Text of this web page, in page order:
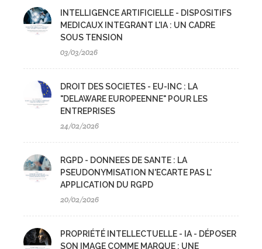
INTELLIGENCE ARTIFICIELLE - DISPOSITIFS
MEDICAUX INTEGRANT L'IA : UN CADRE
SOUS TENSION
03/03/2026
DROIT DES SOCIETES - EU-INC : LA
"DELAWARE EUROPEENNE" POUR LES
ENTREPRISES
24/02/2026
RGPD - DONNEES DE SANTE : LA
PSEUDONYMISATION N'ECARTE PAS L'
APPLICATION DU RGPD
20/02/2026
PROPRIÉTÉ INTELLECTUELLE - IA - DÉPOSER
SON IMAGE COMME MARQUE : UNE